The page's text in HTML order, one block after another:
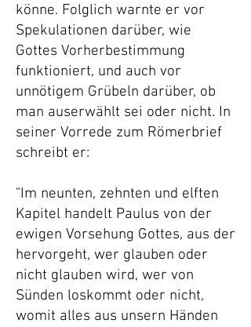
könne. Folglich warnte er vor
Spekulationen darüber, wie
Gottes Vorherbestimmung
funktioniert, und auch vor
unnötigem Grübeln darüber, ob
man auserwählt sei oder nicht. In
seiner Vorrede zum Römerbrief
schreibt er:
"Im neunten, zehnten und elften
Kapitel handelt Paulus von der
ewigen Vorsehung Gottes, aus der
hervorgeht, wer glauben oder
nicht glauben wird, wer von
Sünden loskommt oder nicht,
womit alles aus unsern Händen